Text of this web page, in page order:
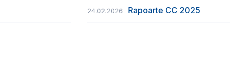
24.02.2026 Rapoarte CC 2025